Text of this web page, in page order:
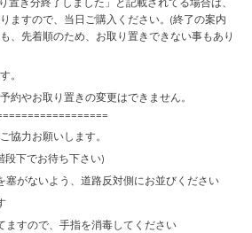
置き分終了しました」と記載されてる場合は、
ますので、当日ご購入ください。(終了の案内
、先着順のため、お取り置きできない事もあり
。
約やお取り置きの変更はできません。
協力お願いします。
段下でお待ち下さい)
塞がないよう、道路反対側にお並びください
ますので、手指を消毒してください